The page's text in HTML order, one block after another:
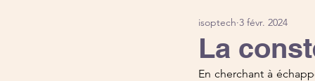
La
isoptech 3 févr. 2024
En cherchant à